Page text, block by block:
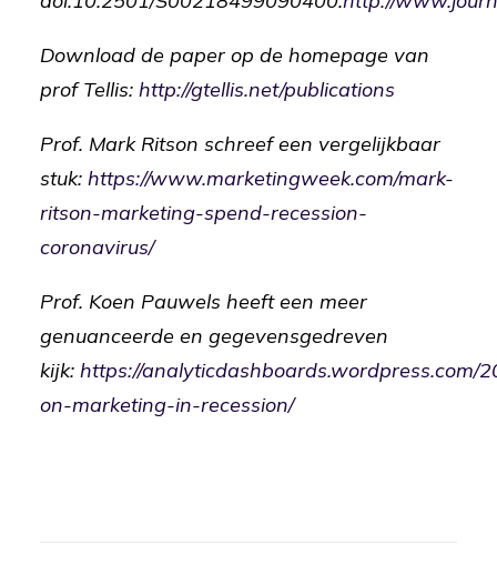
Download de paper op de homepage van
prof Tellis: http://gtellis.net/publications
Prof. Mark Ritson schreef een vergelijkbaar
stuk: https://www.marketingweek.com/mark-
ritson-marketing-spend-recession-
coronavirus/
Prof. Koen Pauwels heeft een meer
genuanceerde en gegevensgedreven
kijk: https://analyticdashboards.wordpress.com/
on-marketing-in-recession/